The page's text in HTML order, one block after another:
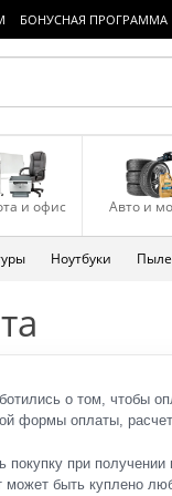
БОНУСНАЯ ПРОГРАММА
и офис Авто и
Ноутбуки
о том, чтобы
формы оплаты,
покупку при
может быть куплено